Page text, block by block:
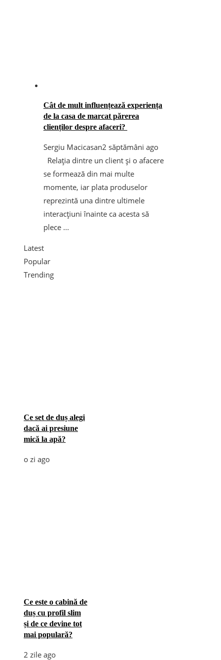
Cât de mult influențează experiența
de la casa de marcat părerea
clienților despre afaceri?
Sergiu Macicasan2 săptămâni ago
Relația dintre un client și o afacere
se formează din mai multe
momente, iar plata produselor
reprezintă una dintre ultimele
interacțiuni înainte ca acesta să
plece ...
Latest
Popular
Trending
Ce set de duș alegi
dacă ai presiune
mică la apă?
o zi ago
Ce este o cabină de
duș cu profil slim
și de ce devine tot
mai populară?
2 zile ago